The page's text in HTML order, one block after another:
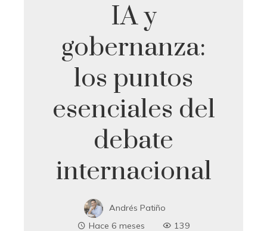
IA y
gobernanza:
los puntos
esenciales del
debate
internacional
Andrés Patiño
Hace 6 meses
139